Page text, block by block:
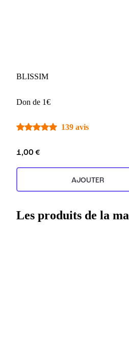
BLISSIM
Don de 1€
139 avis
1,00 €
AJOUTER
Les produits de la